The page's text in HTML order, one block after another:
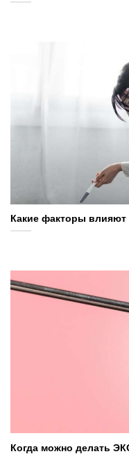
Какие факторы влияют
Когда можно делать